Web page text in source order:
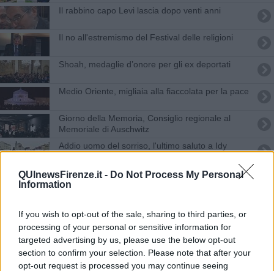
QUInewsFirenze.it - Do Not Process My Personal
Information
If you wish to opt-out of the sale, sharing to third parties, or
processing of your personal or sensitive information for
targeted advertising by us, please use the below opt-out
section to confirm your selection. Please note that after your
opt-out request is processed you may continue seeing
Il rabbino capo Levi lascia dopo venti anni
Il no all'estremismo del Festival delle religioni
Shoah, medaglie d’onore per gli ex deportati
Medio Oriente, migliaia alla fiaccolata per la pace
Giorno della Memoria, Consiglio regionale al
Memoriale di Auschwitz
Addio uomo del sorriso, l'ultimo saluto a Idy
Musica e parole per il Giorno della Memoria
Liberazione, tre religioni unite nella memoria
Le chiarine squillano per la Liberazione